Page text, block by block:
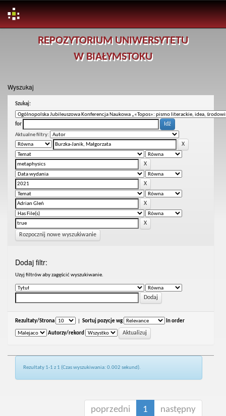
REPOZYTORIUM UNIWERSYTETU
W BIAŁYMSTOKU
Wyszukaj
Szukaj:
for
Aktualne filtry:
Rozpocznij nowe wyszukiwanie
Dodaj filtr:
Uzyj filtrów aby zagęścić wyszukiwanie.
Rezultaty/Strona Sortuj pozycje wg In order
Autorzy/rekord
Rezultaty 1-1 z 1 (Czas wyszukiwania: 0.002 sekund).
poprzedni 1 następny